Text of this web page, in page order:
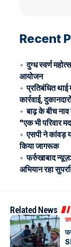
Recent
दुग्ध स्वर्ण
आयोजन
प्रतिबंधित
कार्रवाई,
बाढ़ के बीच
"एक भी परिवार
एसपी ने कांवड़
किया जागरूक
फर्रुखाबाद
अभियान रहा
Related News